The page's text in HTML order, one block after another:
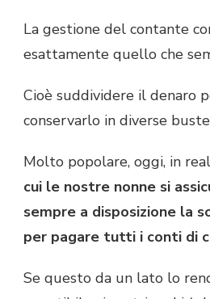
La gestione del contante
esattamente quello che
Cioè suddividere il denaro
conservarlo in diverse
Molto popolare, oggi, in
cui le nostre nonne si
sempre a disposizione la
per pagare tutti i conti di
Se questo da un lato lo